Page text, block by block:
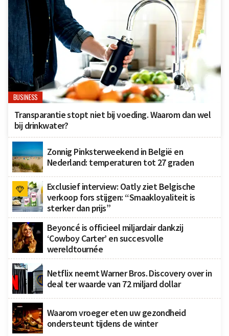
BUSINESS
Transparantie stopt niet bij voeding. Waarom dan wel
bij drinkwater?
Zonnig Pinksterweekend in België en
Nederland: temperaturen tot 27 graden
Exclusief interview: Oatly ziet Belgische
verkoop fors stijgen: “Smaakloyaliteit is
sterker dan prijs”
Beyoncé is officieel miljardair dankzij
‘Cowboy Carter’ en succesvolle
wereldtournée
Netflix neemt Warner Bros. Discovery over in
deal ter waarde van 72 miljard dollar
Waarom vroeger eten uw gezondheid
ondersteunt tijdens de winter